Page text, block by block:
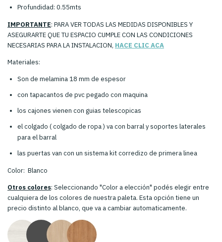
Profundidad: 0.55mts
IMPORTANTE: PARA VER TODAS LAS MEDIDAS DISPONIBLES Y
ASEGURARTE QUE TU ESPACIO CUMPLE CON LAS CONDICIONES
NECESARIAS PARA LA INSTALACION, HACE CLIC ACA
Materiales:
Son de melamina 18 mm de espesor
con tapacantos de pvc pegado con maquina
los cajones vienen con guias telescopicas
el colgado ( colgado de ropa ) va con barral y soportes laterales
para el barral
las puertas van con un sistema kit corredizo de primera linea
Color: Blanco
Otros colores: Seleccionando "Color a elección" podés elegir entre
cualquiera de los colores de nuestra paleta. Esta opción tiene un
precio distinto al blanco, que va a cambiar automaticamente.